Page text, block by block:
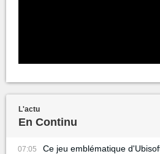
L'actu
En Continu
07:05
Ce jeu emblématique